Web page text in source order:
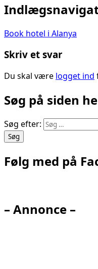
Book hotel i Alanya
Skriv et svar
Du skal være logget ind
Søg på siden
Søg efter:
Følg med på
– Annonce –